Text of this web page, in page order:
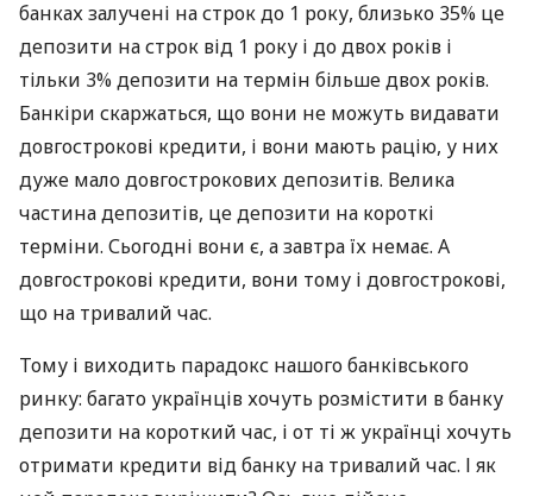
банках залучені на строк до 1 року, близько 35% це
депозити на строк від 1 року і до двох років і
тільки 3% депозити на термін більше двох років.
Банкіри скаржаться, що вони не можуть видавати
довгострокові кредити, і вони мають рацію, у них
дуже мало довгострокових депозитів. Велика
частина депозитів, це депозити на короткі
терміни. Сьогодні вони є, а завтра їх немає. А
довгострокові кредити, вони тому і довгострокові,
що на тривалий час.
Тому і виходить парадокс нашого банківського
ринку: багато українців хочуть розмістити в банку
депозити на короткий час, і от ті ж українці хочуть
отримати кредити від банку на тривалий час. І як